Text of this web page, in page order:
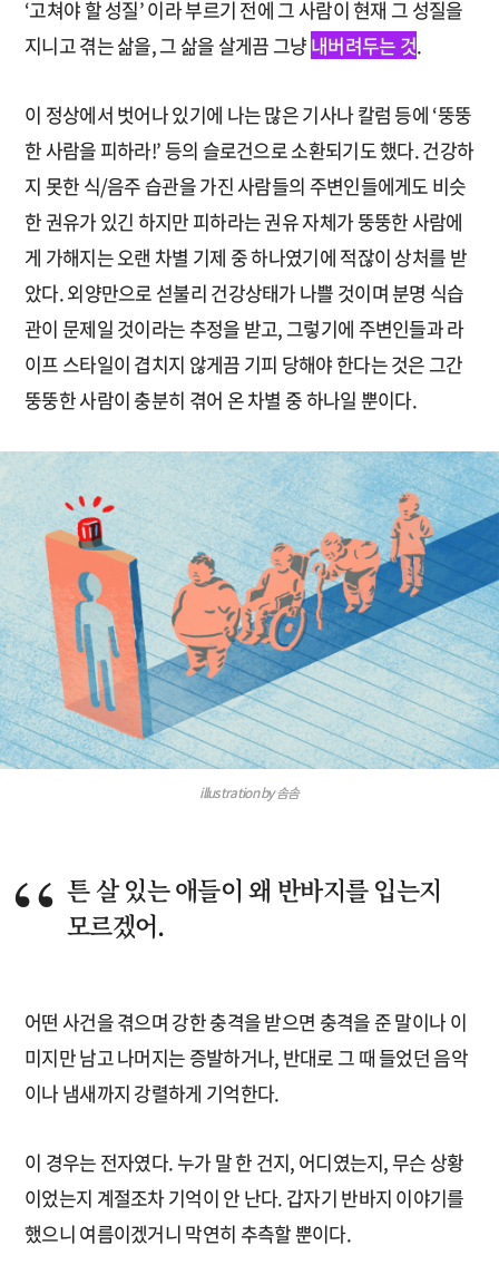
‘고쳐야 할 성질’ 이라 부르기 전에 그 사람이 현재 그 성질을
지니고 겪는 삶을, 그 삶을 살게끔 그냥 내버려두는 것.
이 정상에서 벗어나 있기에 나는 많은 기사나 칼럼 등에 ‘뚱뚱
한 사람을 피하라!’ 등의 슬로건으로 소환되기도 했다. 건강하
지 못한 식/음주 습관을 가진 사람들의 주변인들에게도 비슷
한 권유가 있긴 하지만 피하라는 권유 자체가 뚱뚱한 사람에
게 가해지는 오랜 차별 기제 중 하나였기에 적잖이 상처를 받
았다. 외양만으로 섣불리 건강상태가 나쁠 것이며 분명 식습
관이 문제일 것이라는 추정을 받고, 그렇기에 주변인들과 라
이프 스타일이 겹치지 않게끔 기피 당해야 한다는 것은 그간
뚱뚱한 사람이 충분히 겪어 온 차별 중 하나일 뿐이다.
illustration by 솜솜
튼 살 있는 애들이 왜 반바지를 입는지
모르겠어.
어떤 사건을 겪으며 강한 충격을 받으면 충격을 준 말이나 이
미지만 남고 나머지는 증발하거나, 반대로 그 때 들었던 음악
이나 냄새까지 강렬하게 기억한다.
이 경우는 전자였다. 누가 말 한 건지, 어디였는지, 무슨 상황
이었는지 계절조차 기억이 안 난다. 갑자기 반바지 이야기를
했으니 여름이겠거니 막연히 추측할 뿐이다.